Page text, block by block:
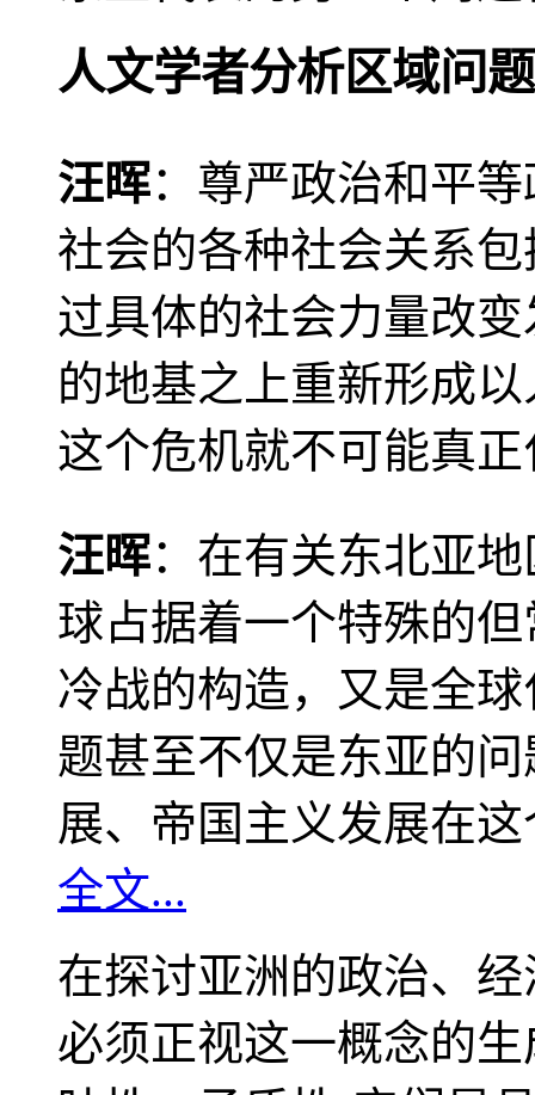
人文学者分析区域问题
汪晖：尊严政治和平
社会的各种社会关系
过具体的社会力量改
的地基之上重新形成
这个危机就不可能真
汪晖：在有关东北亚
球占据着一个特殊的
冷战的构造，又是全
题甚至不仅是东亚的
展、帝国主义发展在
全文...
在探讨亚洲的政治、
必须正视这一概念的